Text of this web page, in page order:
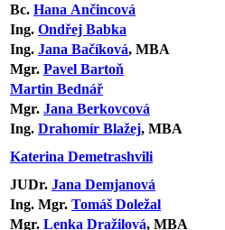
Bc. Hana Ančincová
Ing. Ondřej Babka
Ing. Jana Bačíková, MBA
Mgr. Pavel Bartoň
Martin Bednář
Mgr. Jana Berkovcová
Ing. Drahomír Blažej, MBA
Katerina Demetrashvili
JUDr. Jana Demjanová
Ing. Mgr. Tomáš Doležal
Mgr. Lenka Dražilová, MBA